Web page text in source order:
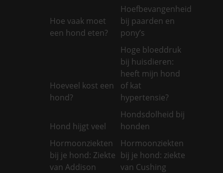
Hoe vaak moet
een hond eten?
Hoefbevangenheid
bij paarden en
pony’s
Hoeveel kost een
hond?
Hoge bloeddruk
bij huisdieren:
heeft mijn hond
of kat
hypertensie?
Hond hijgt veel
Hondsdolheid bij
honden
Hormoonziekten
bij je hond: Ziekte
van Addison
Hormoonziekten
bij je hond: ziekte
van Cushing